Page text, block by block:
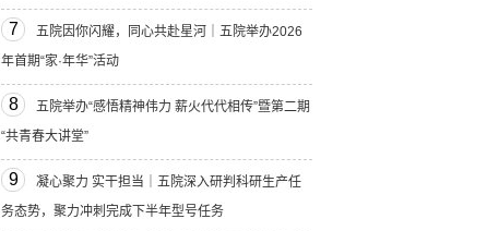
7
五院因你闪耀，同心共赴星河｜五院举办2026
年首期“家·年华”活动
8
五院举办“感悟精神伟力 薪火代代相传”暨第二期
“共青春大讲堂”
9
凝心聚力 实干担当｜五院深入研判科研生产任
务态势，聚力冲刺完成下半年型号任务